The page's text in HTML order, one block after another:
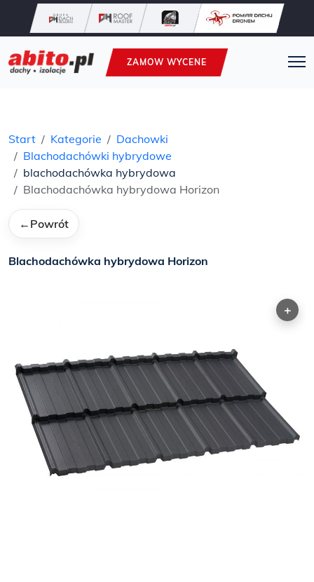
ZAMOW WYCENE
Start Kategorie
Dachowki
Blachodachówki hybrydowe
blachodachówka hybrydowa
Blachodachówka hybrydowa Horizon
← Powrót
Blachodachówka hybrydowa Horizon
+